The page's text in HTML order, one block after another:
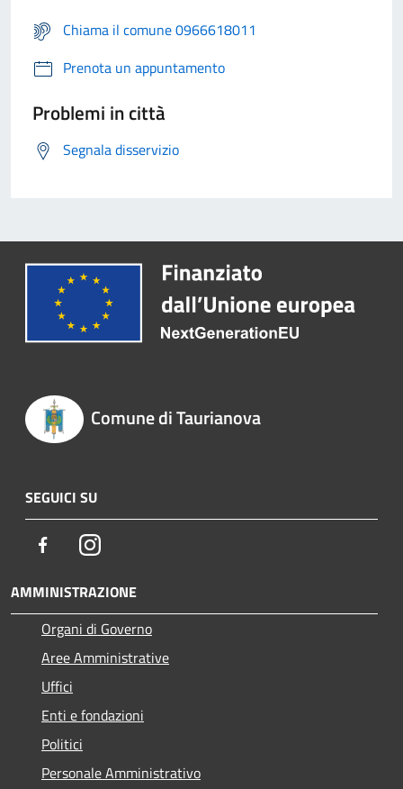
Chiama il comune 0966618011
Prenota un appuntamento
Problemi in città
Segnala disservizio
Comune di Taurianova
SEGUICI SU
FacebookInstagram
AMMINISTRAZIONE
Organi di Governo
Aree Amministrative
Uffici
Enti e fondazioni
Politici
Personale Amministrativo